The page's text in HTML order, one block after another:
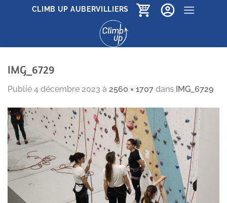
CLIMB UP AUBERVILLIERS
IMG_6729
Publié 4 décembre 2023 à 2560 × 1707 dans IMG_6729